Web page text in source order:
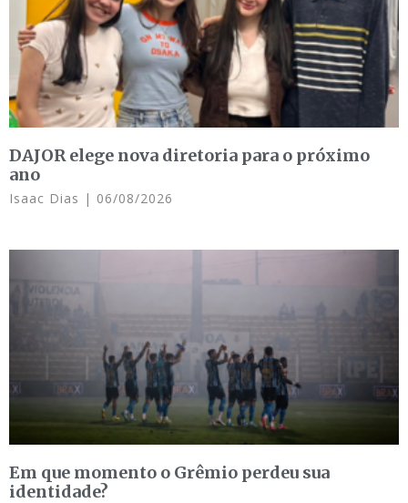
DAJOR elege nova diretoria para o próximo
ano
Isaac Dias 06/08/2026
Em que momento o Grêmio perdeu sua
identidade?